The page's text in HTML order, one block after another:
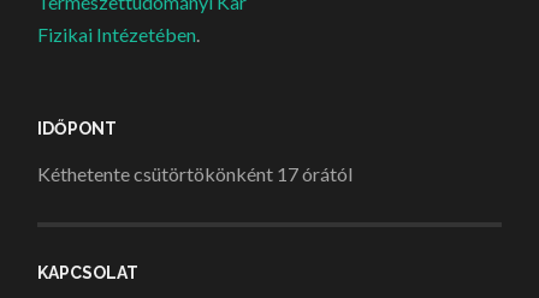
Fizikai Intézetében
IDŐPONT
Kéthetente csütörtökönként 17 órától
KAPCSOLAT